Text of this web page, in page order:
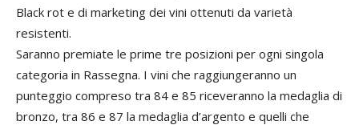
Black rot e di marketing dei vini ottenuti da varietà
resistenti.
Saranno premiate le prime tre posizioni per ogni singola
categoria in Rassegna. I vini che raggiungeranno un
punteggio compreso tra 84 e 85 riceveranno la medaglia di
bronzo, tra 86 e 87 la medaglia d’argento e quelli che